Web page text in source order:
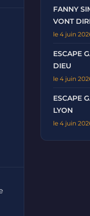
FANNY
VONT
le 4 juin
ESCAPE
DIEU
le 4 juin
ESCAPE
LYON
le 4 juin